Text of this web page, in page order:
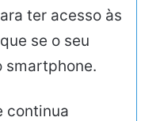
ter acesso às
se o seu
smartphone.
continua